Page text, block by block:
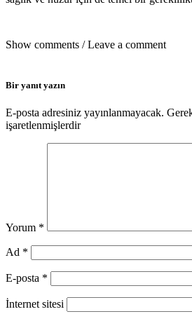
Show comments / Leave a comment
Bir yanıt yazın
E-posta adresiniz yayınlanmayacak.
işaretlenmişlerdir
Yorum *
Ad *
E-posta *
İnternet sitesi